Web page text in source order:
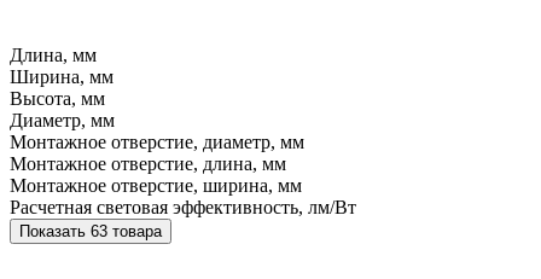
Длина, мм
Ширина, мм
Высота, мм
Диаметр, мм
Монтажное отверстие, диаметр, мм
Монтажное отверстие, длина, мм
Монтажное отверстие, ширина, мм
Расчетная световая эффективность, лм/Вт
Показать 63 товара